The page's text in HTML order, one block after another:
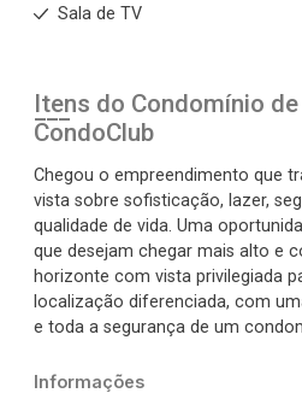
Sala de TV
Itens do Condomínio
CondoClub
Chegou o empreendimento que
vista sobre sofisticação, lazer,
qualidade de vida. Uma
que desejam chegar mais alto e
horizonte com vista privilegiada
localização diferenciada, com
e toda a segurança de um
Informações